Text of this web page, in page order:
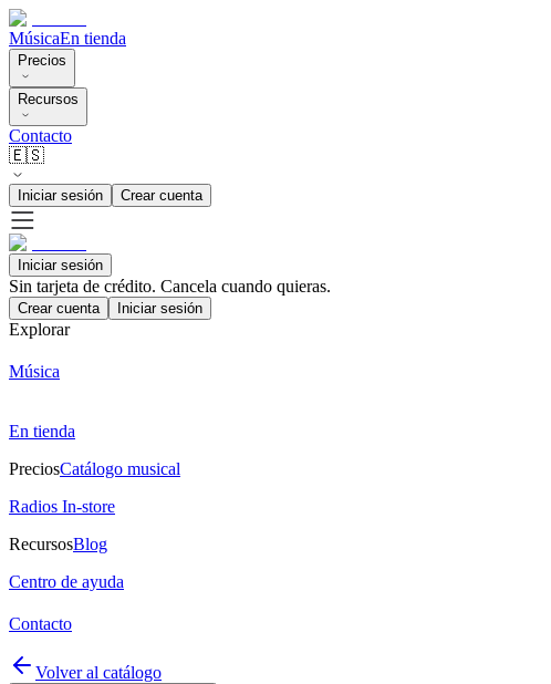
MúsicaEn tienda
Precios
Recursos
Contacto
🇪🇸
Iniciar sesión Crear cuenta
Iniciar sesión
Sin tarjeta de crédito. Cancela cuando quieras.
Crear cuenta Iniciar sesión
Explorar
Música
En tienda
PreciosCatálogo musical
Radios In-store
RecursosBlog
Centro de ayuda
Contacto
Volver al catálogo